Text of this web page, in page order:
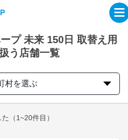
トプ 未来 150日 取替え用
う店舗一覧
村を選ぶ
（1~20件目）